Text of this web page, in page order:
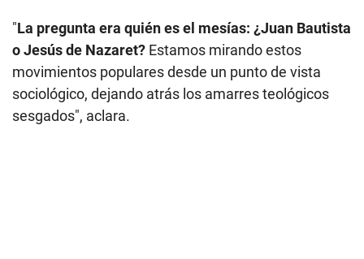
"La pregunta era quién es el mesías: ¿Juan Bautista
o Jesús de Nazaret? Estamos mirando estos
movimientos populares desde un punto de vista
sociológico, dejando atrás los amarres teológicos
sesgados", aclara.